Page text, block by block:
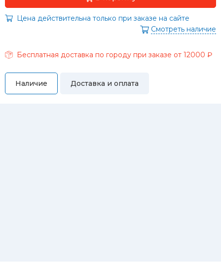
Смотреть наличие
Бесплатная доставка по городу при заказе от 12000 ₽
Цена действительна только при заказе на сайте
Наличие Доставка и оплата